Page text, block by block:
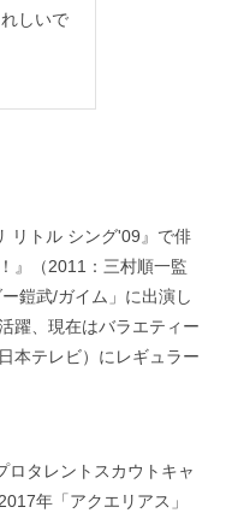
しいで
リトル シング'09』で俳
』（2011：三村順一監
鎧武/ガイム」に出演し
躍、現在はバラエティー
本テレビ）にレギュラー
ロタレントスカウトキャ
年「アクエリアス」